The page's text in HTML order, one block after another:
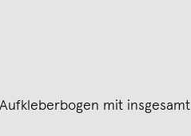
mit insgesamt